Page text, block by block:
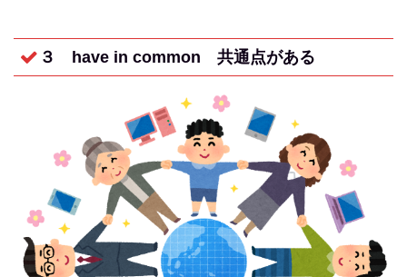
３ have in common 共通点がある